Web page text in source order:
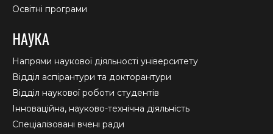
Освітні програми
НАУКА
Напрями наукової діяльності університету
Відділ аспірантури та докторантури
Відділ наукової роботи студентів
Інноваційна, науково-технічна діяльність
Спеціалізовані вчені ради